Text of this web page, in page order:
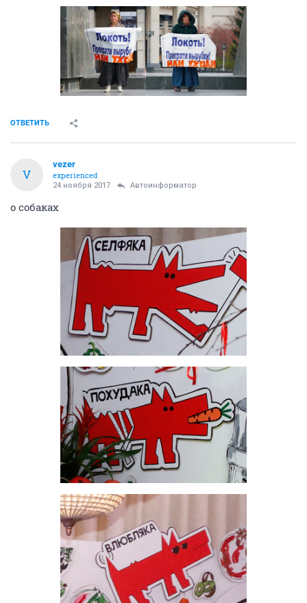
ОТВЕТИТЬ
V
vezer
experienced
24 ноября 2017 Автоинформатор
о собаках